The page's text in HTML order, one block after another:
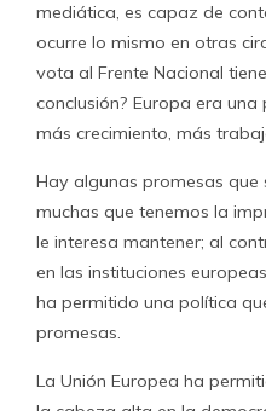
mediática, es capaz de
ocurre lo mismo en otras
vota al Frente Nacional
conclusión? Europa era
más crecimiento, más
Hay algunas promesas que
muchas que tenemos la
le interesa mantener; al
en las instituciones
ha permitido una política
promesas.
La Unión Europea ha